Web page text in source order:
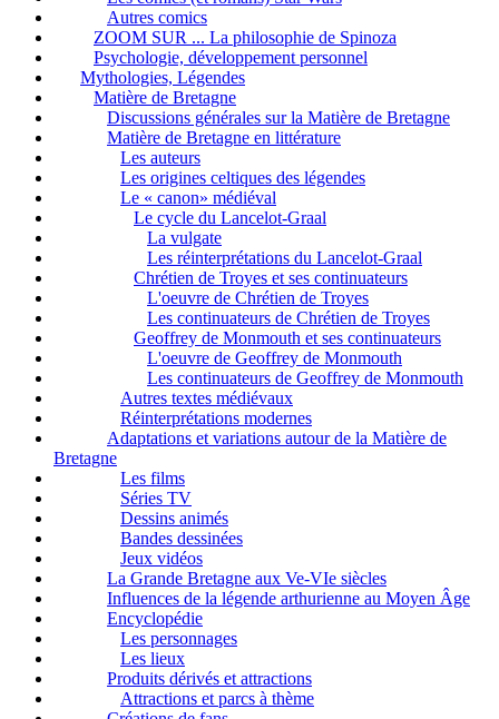
Autres comics
ZOOM SUR ... La philosophie de Spinoza
Psychologie, développement personnel
Mythologies, Légendes
Matière de Bretagne
Discussions générales sur la Matière de Bretagne
Matière de Bretagne en littérature
Les auteurs
Les origines celtiques des légendes
Le « canon» médiéval
Le cycle du Lancelot-Graal
La vulgate
Les réinterprétations du Lancelot-Graal
Chrétien de Troyes et ses continuateurs
L'oeuvre de Chrétien de Troyes
Les continuateurs de Chrétien de Troyes
Geoffrey de Monmouth et ses continuateurs
L'oeuvre de Geoffrey de Monmouth
Les continuateurs de Geoffrey de Monmouth
Autres textes médiévaux
Réinterprétations modernes
Adaptations et variations autour de la Matière de
Bretagne
Les films
Séries TV
Dessins animés
Bandes dessinées
Jeux vidéos
La Grande Bretagne aux Ve-VIe siècles
Influences de la légende arthurienne au Moyen Âge
Encyclopédie
Les personnages
Les lieux
Produits dérivés et attractions
Attractions et parcs à thème